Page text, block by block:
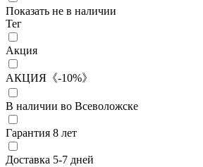
Показать не в наличии
Тег
Акция
АКЦИЯ《-10%》
В наличии во Всеволожске
Гарантия 8 лет
Доставка 5-7 дней